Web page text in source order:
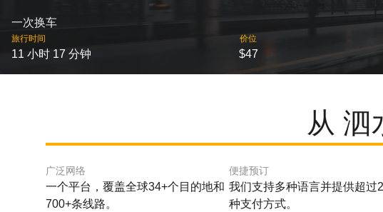
一次换车
旅行时间
11 小时 17 分钟
价位
$47
从 泗
广泛网络
一个平台，覆盖全球34+个目的地和
700+条线路。
便捷预订
我们支持多种语言并提供超过
种支付方式。